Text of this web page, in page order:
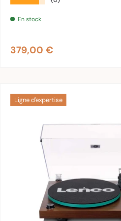
En stock
Prix habituel
379,00 €
Ligne d'expertise